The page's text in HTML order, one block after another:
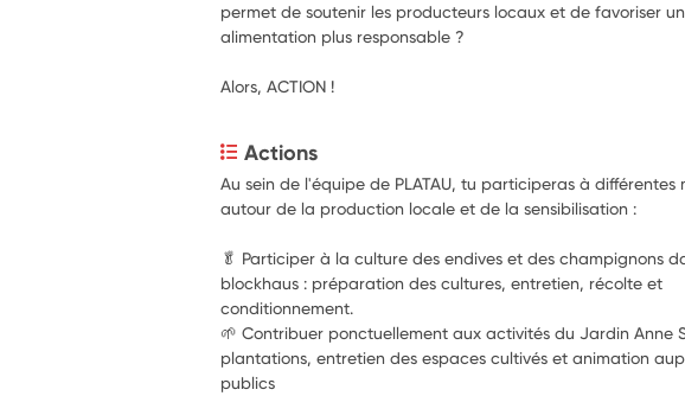
permet de soutenir les producteurs locaux et de favoriser
alimentation plus responsable ?
Alors, ACTION !
Actions
Au sein de l'équipe de PLATAU, tu participeras à différentes
autour de la production locale et de la sensibilisation :
🥬 Participer à la culture des endives et des champignons
blockhaus : préparation des cultures, entretien, récolte et
conditionnement.
🌱 Contribuer ponctuellement aux activités du Jardin Anne
plantations, entretien des espaces cultivés et animation
publics